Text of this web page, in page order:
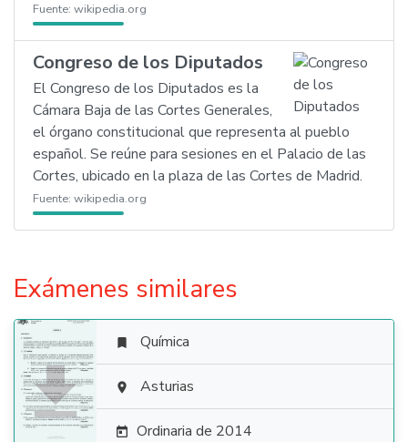
Fuente: wikipedia.org
Congreso de los Diputados
El Congreso de los Diputados es la
Cámara Baja de las Cortes Generales,
el órgano constitucional que representa al pueblo
español. Se reúne para sesiones en el Palacio de las
Cortes, ubicado en la plaza de las Cortes de Madrid.
Fuente: wikipedia.org
Exámenes similares

 Química
 Asturias
 Ordinaria de 2014